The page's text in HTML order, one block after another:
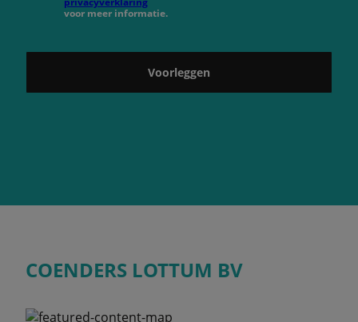
voor meer informatie.
Voorleggen
COENDERS LOTTUM BV